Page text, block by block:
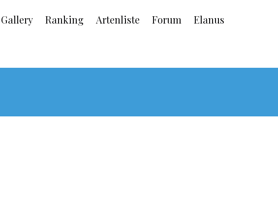
Gallery Ranking Artenliste Forum Elanus